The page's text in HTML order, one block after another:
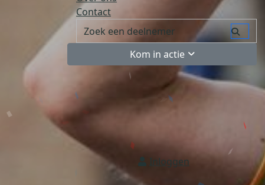
Contact
Kom in actie
Inloggen